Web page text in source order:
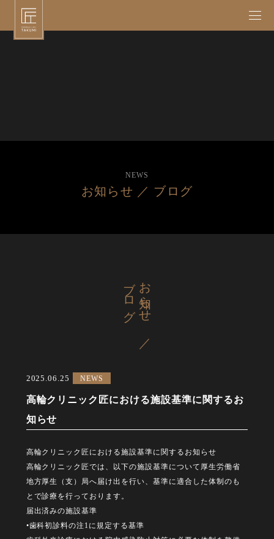
NEWS
お知らせ ／ ブログ
お知らせ ／
ブログ
2025.06.25 NEWS
高輪クリニック匠における施設基準に関するお
知らせ
高輪クリニック匠における施設基準に関するお知らせ
高輪クリニック匠では、以下の施設基準について厚生労働省
地方厚生（支）局へ届け出を行い、基準に適合した体制のも
とで診療を行っております。
届出済みの施設基準
•歯科初診料の注1に規定する基準